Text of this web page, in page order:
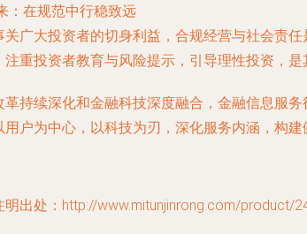
：在规范中行稳致远
关广大投资者的切身利益，合规经营与社会责
重投资者教育与风险提示，引导理性投资，是
革持续深化和金融科技深度融合，金融信息服
户为中心，以科技为刃，深化服务内涵，构
出处：http://www.mitunjinrong.com/product/